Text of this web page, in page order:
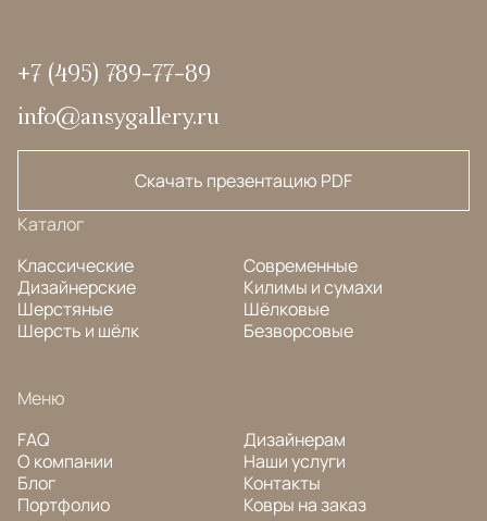
+7 (495) 789-77-89
info@ansygallery.ru
Скачать презентацию PDF
Каталог
Классические
Дизайнерские
Шерстяные
Шерсть и шёлк
Современные
Килимы и сумахи
Шёлковые
Безворсовые
Меню
FAQ
О компании
Блог
Портфолио
Дизайнерам
Наши услуги
Контакты
Ковры на заказ